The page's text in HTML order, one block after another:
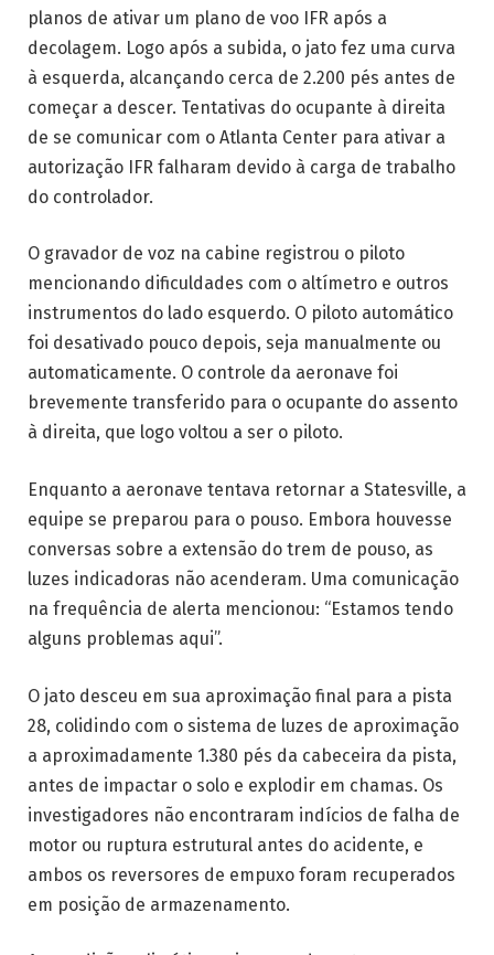
planos de ativar um plano de voo IFR após a
decolagem. Logo após a subida, o jato fez uma curva
à esquerda, alcançando cerca de 2.200 pés antes de
começar a descer. Tentativas do ocupante à direita
de se comunicar com o Atlanta Center para ativar a
autorização IFR falharam devido à carga de trabalho
do controlador.
O gravador de voz na cabine registrou o piloto
mencionando dificuldades com o altímetro e outros
instrumentos do lado esquerdo. O piloto automático
foi desativado pouco depois, seja manualmente ou
automaticamente. O controle da aeronave foi
brevemente transferido para o ocupante do assento
à direita, que logo voltou a ser o piloto.
Enquanto a aeronave tentava retornar a Statesville, a
equipe se preparou para o pouso. Embora houvesse
conversas sobre a extensão do trem de pouso, as
luzes indicadoras não acenderam. Uma comunicação
na frequência de alerta mencionou: “Estamos tendo
alguns problemas aqui”.
O jato desceu em sua aproximação final para a pista
28, colidindo com o sistema de luzes de aproximação
a aproximadamente 1.380 pés da cabeceira da pista,
antes de impactar o solo e explodir em chamas. Os
investigadores não encontraram indícios de falha de
motor ou ruptura estrutural antes do acidente, e
ambos os reversores de empuxo foram recuperados
em posição de armazenamento.